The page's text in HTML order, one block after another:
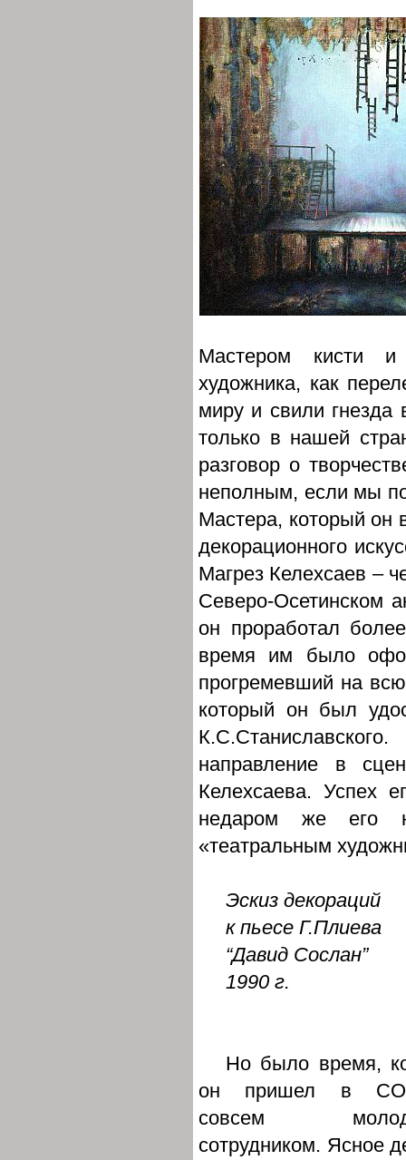
Мастером кисти и
художника, как
миру и свили гнезда
только в нашей
разговор о
неполным, если мы
Мастера, который он
декорационного
Магрез Келехсаев –
Северо-Осетинском
он проработал
время им было
прогремевший на
который он был
направление в
Келехсаева. Успех
недаром же его
«театральным
Эскиз декораций
к пьесе Г.Плиева
“Давид Сослан”
1990 г.
Но было время,
он пришел в
совсем
сотрудником. Ясное